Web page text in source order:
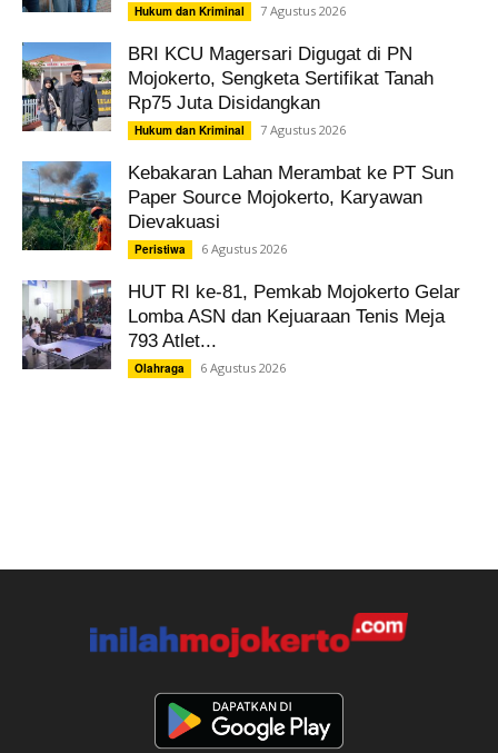
Hukum dan Kriminal 7 Agustus 2026
BRI KCU Magersari Digugat di PN
Mojokerto, Sengketa Sertifikat Tanah
Rp75 Juta Disidangkan
Hukum dan Kriminal 7 Agustus 2026
Kebakaran Lahan Merambat ke PT Sun
Paper Source Mojokerto, Karyawan
Dievakuasi
Peristiwa 6 Agustus 2026
HUT RI ke-81, Pemkab Mojokerto Gelar
Lomba ASN dan Kejuaraan Tenis Meja
793 Atlet...
Olahraga 6 Agustus 2026